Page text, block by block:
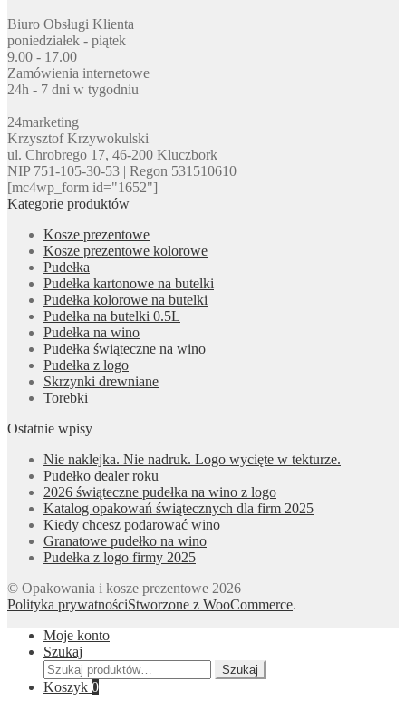
Biuro Obsługi Klienta
poniedziałek - piątek
9.00 - 17.00
Zamówienia internetowe
24h - 7 dni w tygodniu
24marketing
Krzysztof Krzywokulski
ul. Chrobrego 17, 46-200 Kluczbork
NIP 751-105-30-53 | Regon 531510610
[mc4wp_form id="1652"]
Kategorie produktów
Kosze prezentowe
Kosze prezentowe kolorowe
Pudełka
Pudełka kartonowe na butelki
Pudełka kolorowe na butelki
Pudełka na butelki 0.5L
Pudełka na wino
Pudełka świąteczne na wino
Pudełka z logo
Skrzynki drewniane
Torebki
Ostatnie wpisy
Nie naklejka. Nie nadruk. Logo wycięte w tekturze.
Pudełko dealer roku
2026 świąteczne pudełka na wino z logo
Katalog opakowań świątecznych dla firm 2025
Kiedy chcesz podarować wino
Granatowe pudełko na wino
Pudełka z logo firmy 2025
© Opakowania i kosze prezentowe 2026
Polityka prywatnościStworzone z WooCommerce.
Moje konto
Szukaj
Szukaj:
Szukaj
Koszyk 0